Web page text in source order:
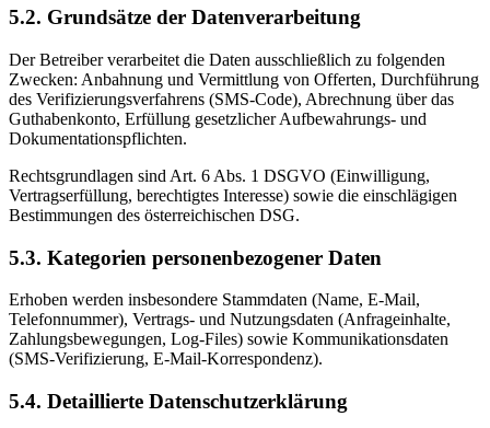
5.2. Grundsätze der Datenverarbeitung
Der Betreiber verarbeitet die Daten ausschließlich zu folgenden
Zwecken: Anbahnung und Vermittlung von Offerten, Durchführung
des Verifizierungsverfahrens (SMS-Code), Abrechnung über das
Guthabenkonto, Erfüllung gesetzlicher Aufbewahrungs- und
Dokumentationspflichten.
Rechtsgrundlagen sind Art. 6 Abs. 1 DSGVO (Einwilligung,
Vertragserfüllung, berechtigtes Interesse) sowie die einschlägigen
Bestimmungen des österreichischen DSG.
5.3. Kategorien personenbezogener Daten
Erhoben werden insbesondere Stammdaten (Name, E-Mail,
Telefonnummer), Vertrags- und Nutzungsdaten (Anfrageinhalte,
Zahlungsbewegungen, Log-Files) sowie Kommunikationsdaten
(SMS-Verifizierung, E-Mail-Korrespondenz).
5.4. Detaillierte Datenschutzerklärung